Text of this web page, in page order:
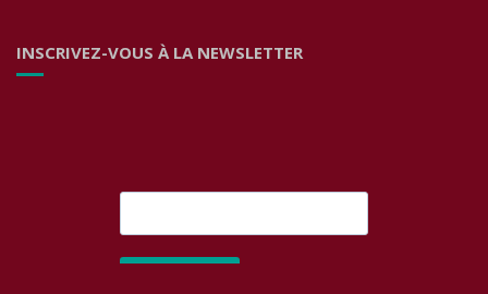
INSCRIVEZ-VOUS À LA NEWSLETTER